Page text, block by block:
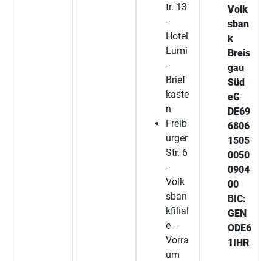
tr. 13
-
Hotel
Lumi
-
Brief
kaste
n
Freib
urger
Str. 6
-
Volk
sban
kfilial
e -
Vorra
um
Volk
sban
k
Breis
gau
Süd
eG
DE69
6806
1505
0050
0904
00
BIC:
GEN
ODE6
1IHR